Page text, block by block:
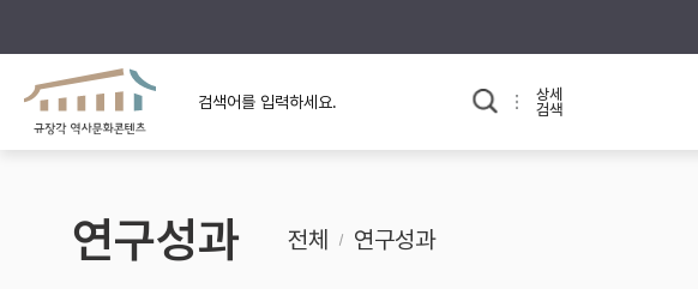
규장각의 어제와 오늘
규장각 소개영상
사료와 문학으로 본
고대
교과 연동 자료
상세
검색
연구성과 전체 연구성과